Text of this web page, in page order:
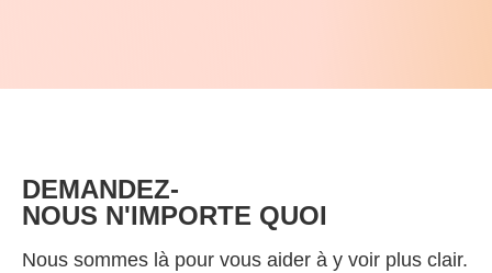
DEMANDEZ-
NOUS N'IMPORTE QUOI
Nous sommes là pour vous aider à y voir plus clair.